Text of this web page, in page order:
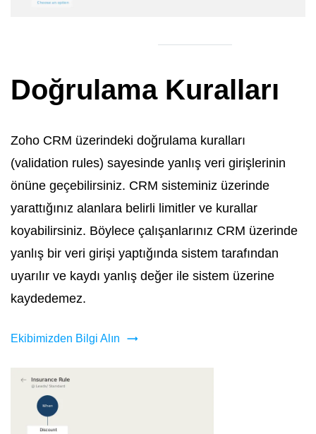
Doğrulama Kuralları
Zoho CRM üzerindeki doğrulama kuralları
(validation rules) sayesinde yanlış veri girişlerinin
önüne geçebilirsiniz. CRM sisteminiz üzerinde
yarattığınız alanlara belirli limitler ve kurallar
koyabilirsiniz. Böylece çalışanlarınız CRM üzerinde
yanlış bir veri girişi yaptığında sistem tarafından
uyarılır ve kaydı yanlış değer ile sistem üzerine
kaydedemez.
Ekibimizden Bilgi Alın